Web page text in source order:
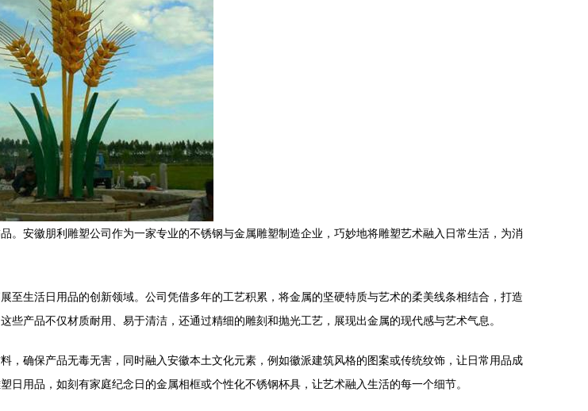
安徽朋利雕塑公司作为一家专业的不锈钢与金属雕塑制造企业，巧妙地将雕塑艺术融入日常生活，为消
生活日用品的创新领域。公司凭借多年的工艺积累，将金属的坚硬特质与艺术的柔美线条相结合，打造
产品不仅材质耐用、易于清洁，还通过精细的雕刻和抛光工艺，展现出金属的现代感与艺术气息。
确保产品无毒无害，同时融入安徽本土文化元素，例如徽派建筑风格的图案或传统纹饰，让日常用品成
用品，如刻有家庭纪念日的金属相框或个性化不锈钢杯具，让艺术融入生活的每一个细节。